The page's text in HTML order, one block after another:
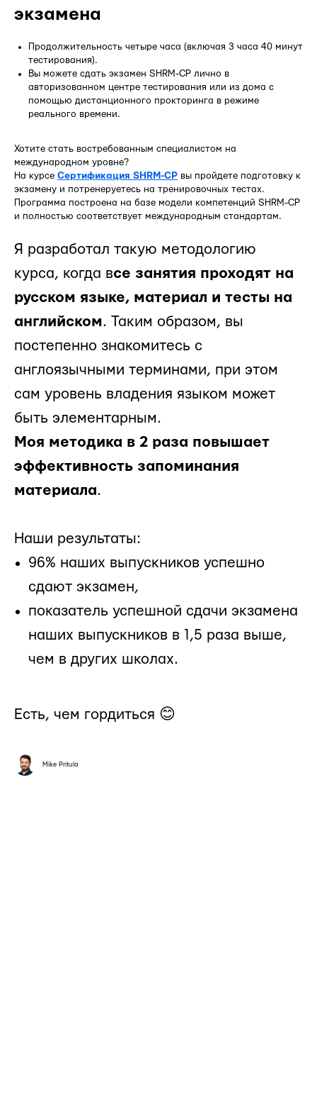
экзамена
Продолжительность четыре часа (включая 3 часа 40 минут
тестирования).
Вы можете сдать экзамен SHRM-CP лично в
авторизованном центре тестирования или из дома с
помощью дистанционного прокторинга в режиме
реального времени.
Хотите стать востребованным специалистом на
международном уровне?
На курсе Сертификация SHRM-CP вы пройдете подготовку к
экзамену и потренеруетесь на тренировочных тестах.
Программа построена на базе модели компетенций SHRM-CP
и полностью соответствует международным стандартам.
Я разработал такую методологию
курса, когда все занятия проходят на
русском языке, материал и тесты на
английском. Таким образом, вы
постепенно знакомитесь с
англоязычными терминами, при этом
сам уровень владения языком может
быть элементарным.
Моя методика в 2 раза повышает
эффективность запоминания
материала.
Наши результаты:
96% наших выпускников успешно
сдают экзамен,
показатель успешной сдачи экзамена
наших выпускников в 1,5 раза выше,
чем в других школах.
Есть, чем гордиться 😊
Mike Pritula